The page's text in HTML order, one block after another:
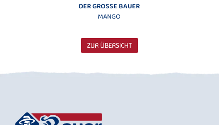
DER GROSSE BAUER
MANGO
ZUR ÜBERSICHT